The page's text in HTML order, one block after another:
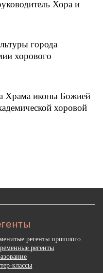
Хора и
города
хорового
Храма иконы Божией
хоровой
регенты прошлого
регенты
классы